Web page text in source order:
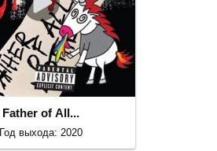
Father of All...
Год выхода: 2020